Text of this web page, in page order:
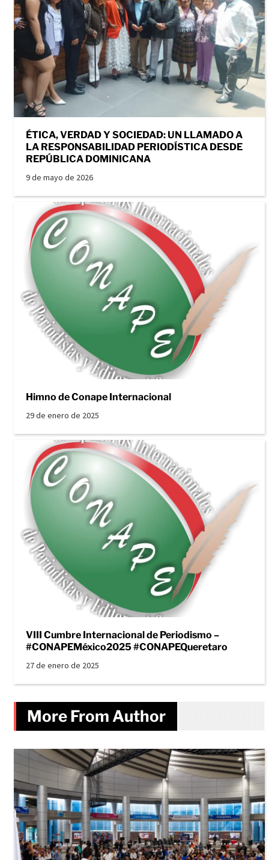
ÉTICA, VERDAD Y SOCIEDAD: UN LLAMADO A
LA RESPONSABILIDAD PERIODÍSTICA DESDE
REPÚBLICA DOMINICANA
9 de mayo de 2026
Himno de Conape Internacional
29 de enero de 2025
VIII Cumbre Internacional de Periodismo –
#CONAPEMéxico2025 #CONAPEQueretaro
27 de enero de 2025
More From Author